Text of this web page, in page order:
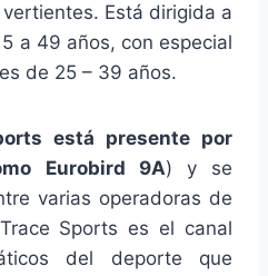
Está dirigida a
a 49 años, con especial
de 25 – 39 años.
está presente por
Eurobird 9A) y se
varias operadoras de
Sports es el canal
del deporte que